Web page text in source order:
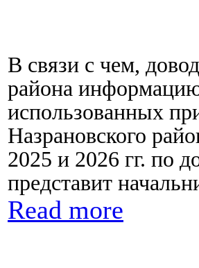
В связи с чем,
района
использованных
Назрановского
2025 и 2026 гг. по
представит
Read more